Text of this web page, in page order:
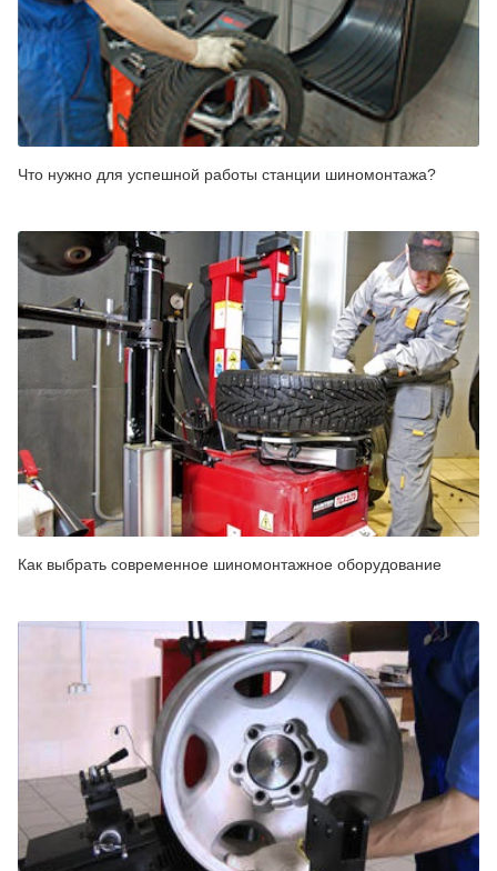
Что нужно для успешной работы станции шиномонтажа?
Как выбрать современное шиномонтажное оборудование